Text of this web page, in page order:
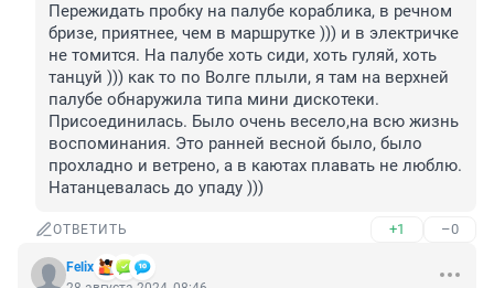
Пережидать пробку на палубе кораблика, в речном
бризе, приятнее, чем в маршрутке ))) и в электричке
не томится. На палубе хоть сиди, хоть гуляй, хоть
танцуй ))) как то по Волге плыли, я там на верхней
палубе обнаружила типа мини дискотеки.
Присоединилась. Было очень весело,на всю жизнь
воспоминания. Это ранней весной было, было
прохладно и ветрено, а в каютах плавать не люблю.
Натанцевалась до упаду )))
ОТВЕТИТЬ +1 –0
Felix